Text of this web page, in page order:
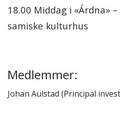
18.00 Middag i «Árdna»
samiske kulturhus
Medlemmer:
Johan Aulstad (Principal